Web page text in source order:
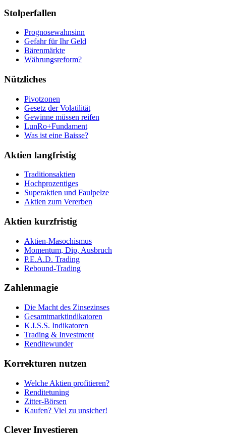
Stolperfallen
Prognosewahnsinn
Gefahr für Ihr Geld
Bärenmärkte
Währungsreform?
Nützliches
Pivotzonen
Gesetz der Volatilität
Gewinne müssen reifen
LunRo+Fundament
Was ist eine Baisse?
Aktien langfristig
Traditionsaktien
Hochprozentiges
Superaktien und Faulpelze
Aktien zum Vererben
Aktien kurzfristig
Aktien-Masochismus
Momentum, Dip, Ausbruch
P.E.A.D. Trading
Rebound-Trading
Zahlenmagie
Die Macht des Zinsezinses
Gesamtmarktindikatoren
K.I.S.S. Indikatoren
Trading & Investment
Renditewunder
Korrekturen nutzen
Welche Aktien profitieren?
Renditetuning
Zitter-Börsen
Kaufen? Viel zu unsicher!
Clever Investieren